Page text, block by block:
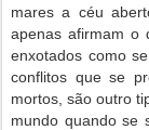
mares a céu
apenas afirmam o
enxotados como
conflitos que se
mortos, são outro
mundo quando se